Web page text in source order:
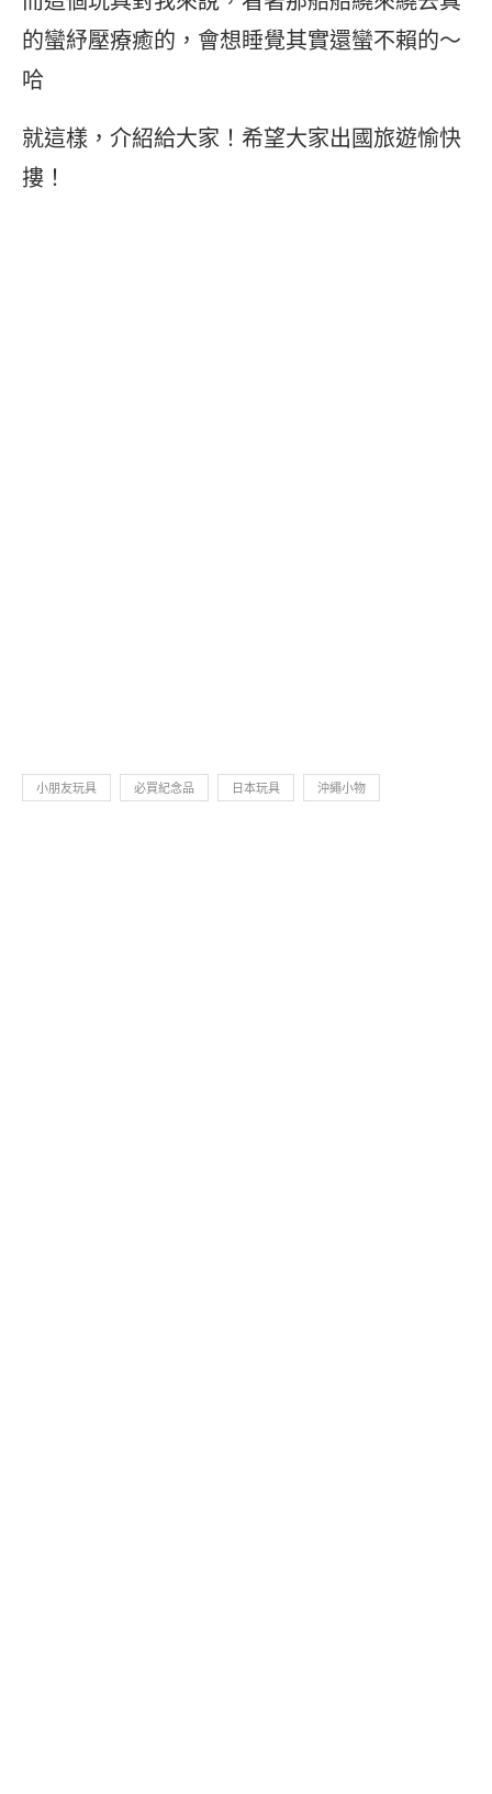
的蠻紓壓療癒的，會想睡覺其實還蠻不賴的～
哈
就這樣，介紹給大家！希望大家出國旅遊愉快
摟！
小朋友玩具 必買紀念品 日本玩具 沖繩小物